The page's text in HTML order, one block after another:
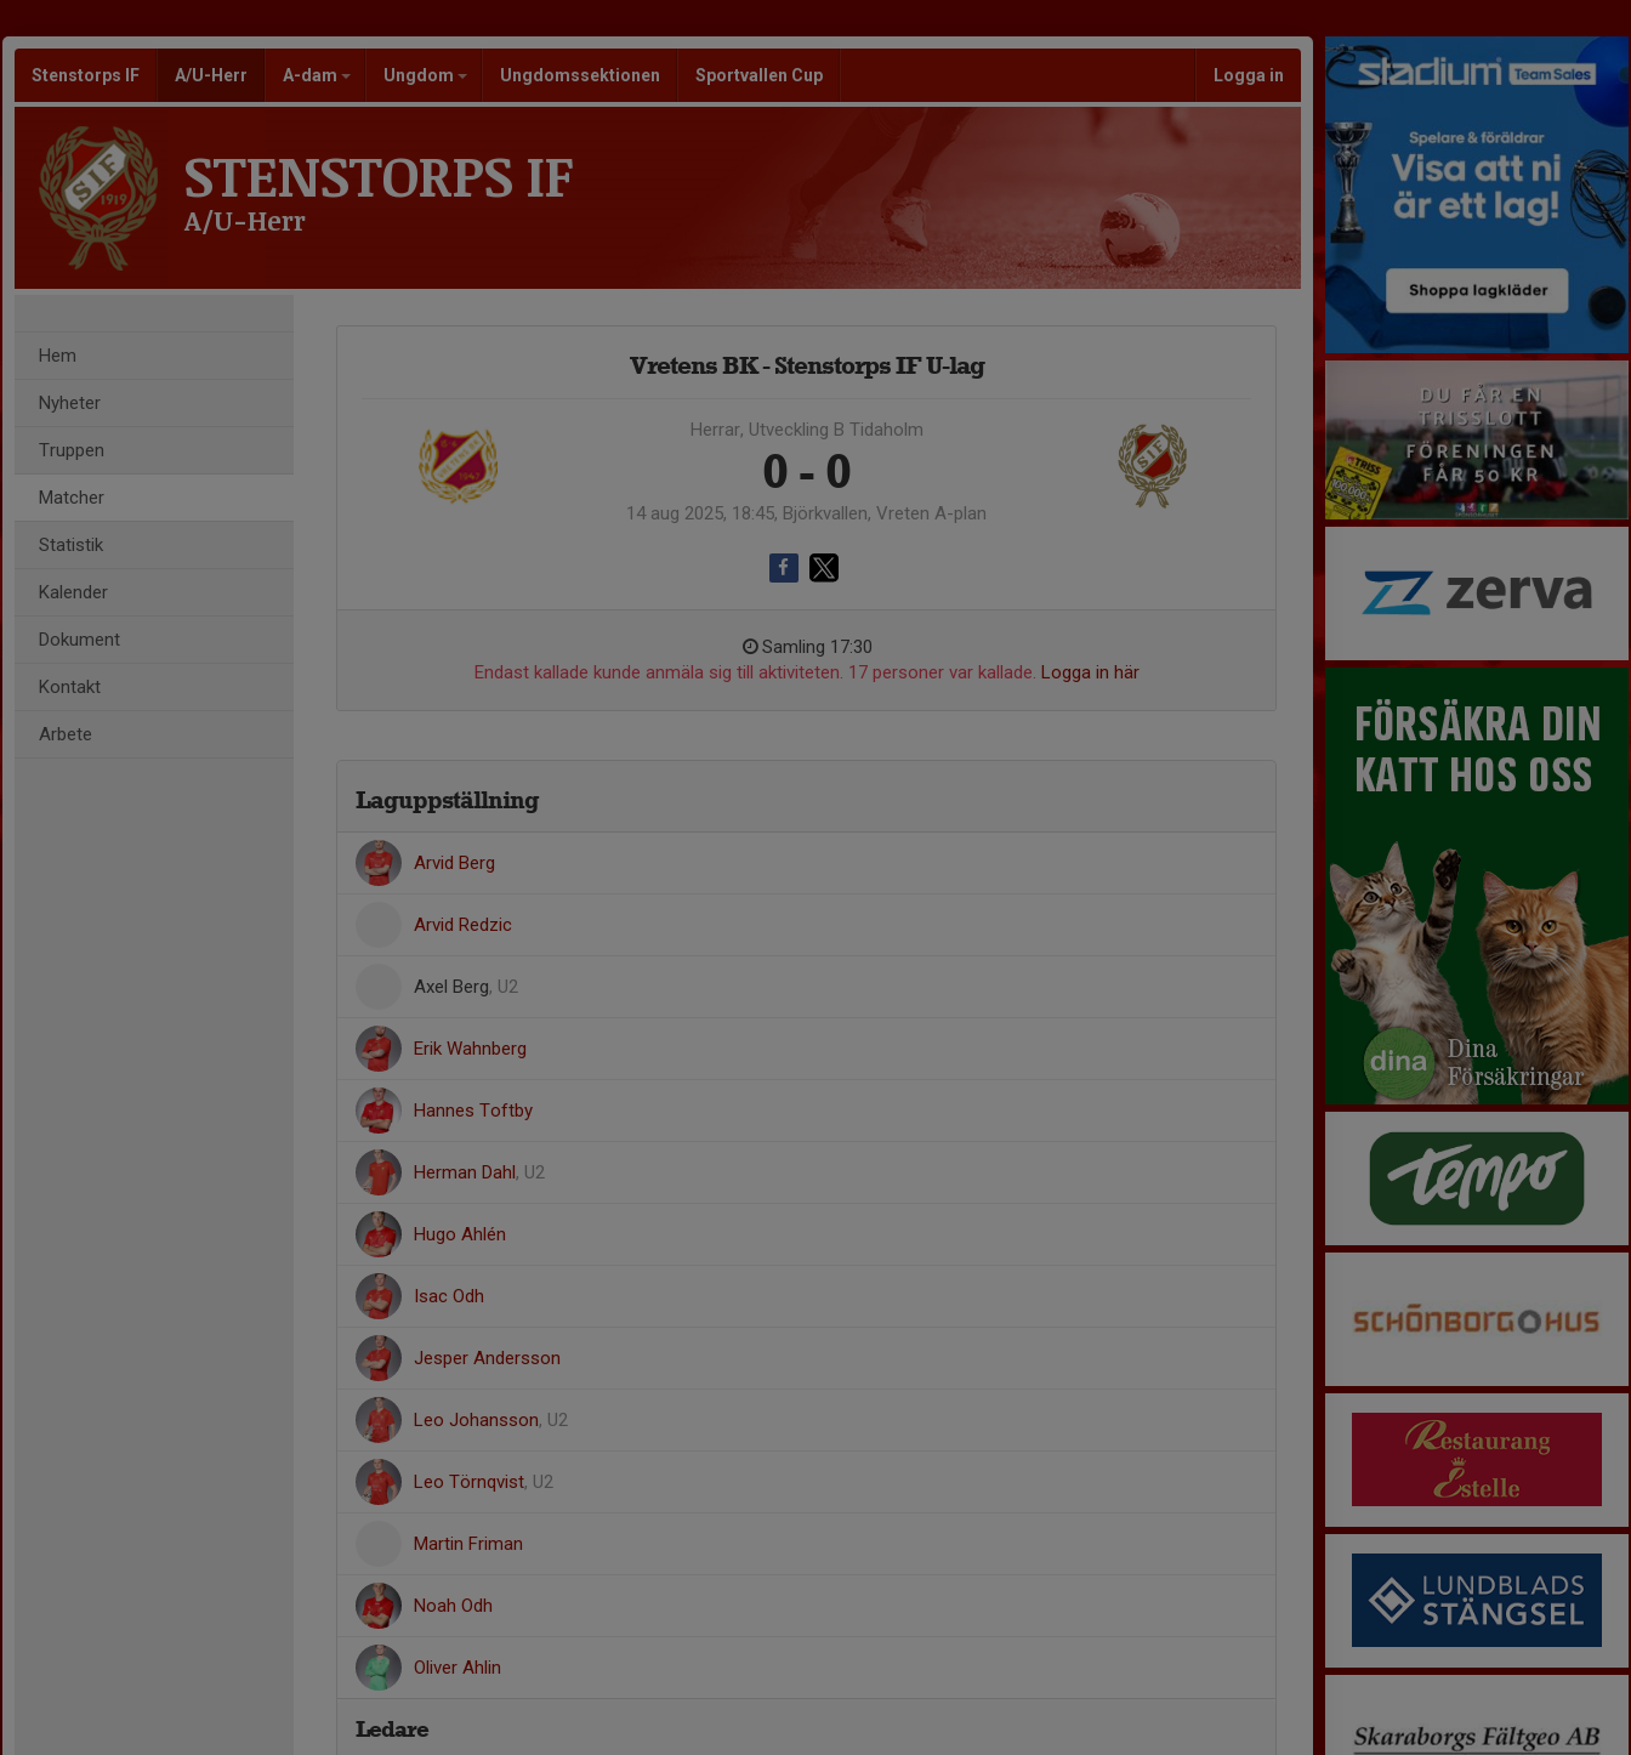
Stenstorps IF A/U-Herr A-dam Ungdom Ungdomssektionen Sportvallen Cup Logga in
STENSTORPS IF
A/U-Herr
Hem
Nyheter
Truppen
Matcher
Statistik
Kalender
Dokument
Kontakt
Arbete
Vretens BK - Stenstorps IF U-lag
Herrar, Utveckling B Tidaholm
0 - 0
14 aug 2025, 18:45, Björkvallen, Vreten A-plan
Samling 17:30
Endast kallade kunde anmäla sig till aktiviteten. 17 personer var kallade. Logga in här
Laguppställning
Arvid Berg
Arvid Redzic
Axel Berg, U2
Erik Wahnberg
Hannes Toftby
Herman Dahl, U2
Hugo Ahlén
Isac Odh
Jesper Andersson
Leo Johansson, U2
Leo Törnqvist, U2
Martin Friman
Noah Odh
Oliver Ahlin
Ledare